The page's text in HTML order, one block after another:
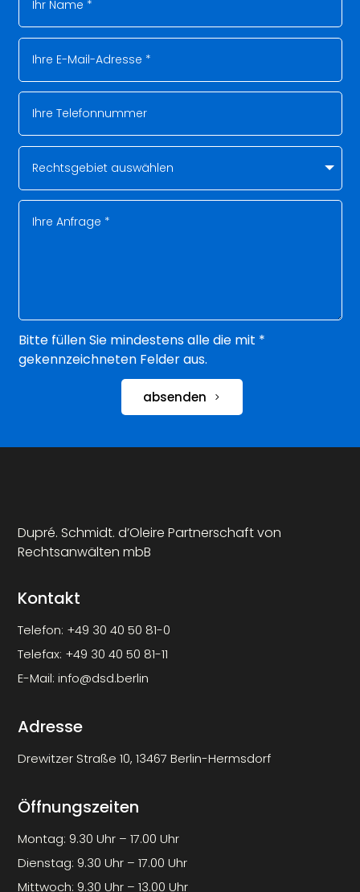
Bitte füllen Sie mindestens alle die mit *
gekennzeichneten Felder aus.
absenden
Dupré. Schmidt. d’Oleire Partnerschaft von
Rechtsanwälten mbB
Kontakt
Telefon: +49 30 40 50 81-0
Telefax: +49 30 40 50 81-11
E-Mail:info@dsd.berlin
Adresse
Drewitzer Straße 10, 13467 Berlin-Hermsdorf
Öffnungszeiten
Montag: 9.30 Uhr – 17.00 Uhr
Dienstag: 9.30 Uhr – 17.00 Uhr
Mittwoch: 9.30 Uhr – 13.00 Uhr